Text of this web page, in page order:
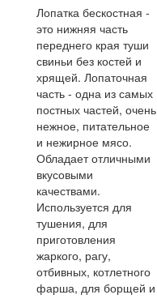
Лопатка бескостная -
это нижняя часть
переднего края туши
свиньи без костей и
хрящей. Лопаточная
часть - одна из самых
постных частей, очень
нежное, питательное
и нежирное мясо.
Обладает отличными
вкусовыми
качествами.
Используется для
тушения, для
приготовления
жаркого, рагу,
отбивных, котлетного
фарша, для борщей и